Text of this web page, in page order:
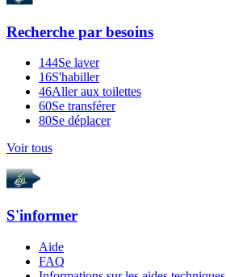
Recherche par besoins
144Se laver
16S'habiller
46Aller aux toilettes
60Se transférer
80Se déplacer
Voir tous
S'informer
Aide
FAQ